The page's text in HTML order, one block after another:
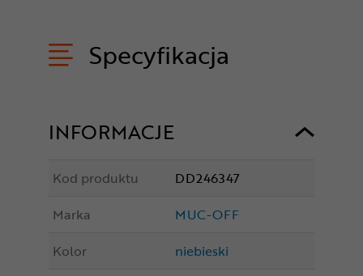
Specyfikacja
INFORMACJE
Kod produktu
DD246347
Marka
MUC-OFF
Kolor
niebieski